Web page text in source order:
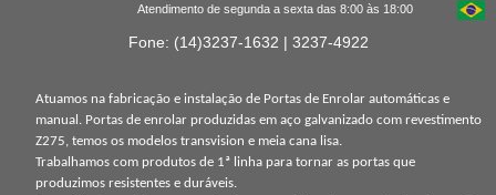
Atendimento de segunda a sexta das 8:00 às 18:00
Fone: (14)3237-1632 | 3237-4922
Atuamos na fabricação e instalação de Portas de Enrolar automáticas e
manual. Portas de enrolar produzidas em aço galvanizado com revestimento
Z275, temos os modelos transvision e meia cana lisa.
Trabalhamos com produtos de 1ª linha para tornar as portas que
produzimos resistentes e duráveis.